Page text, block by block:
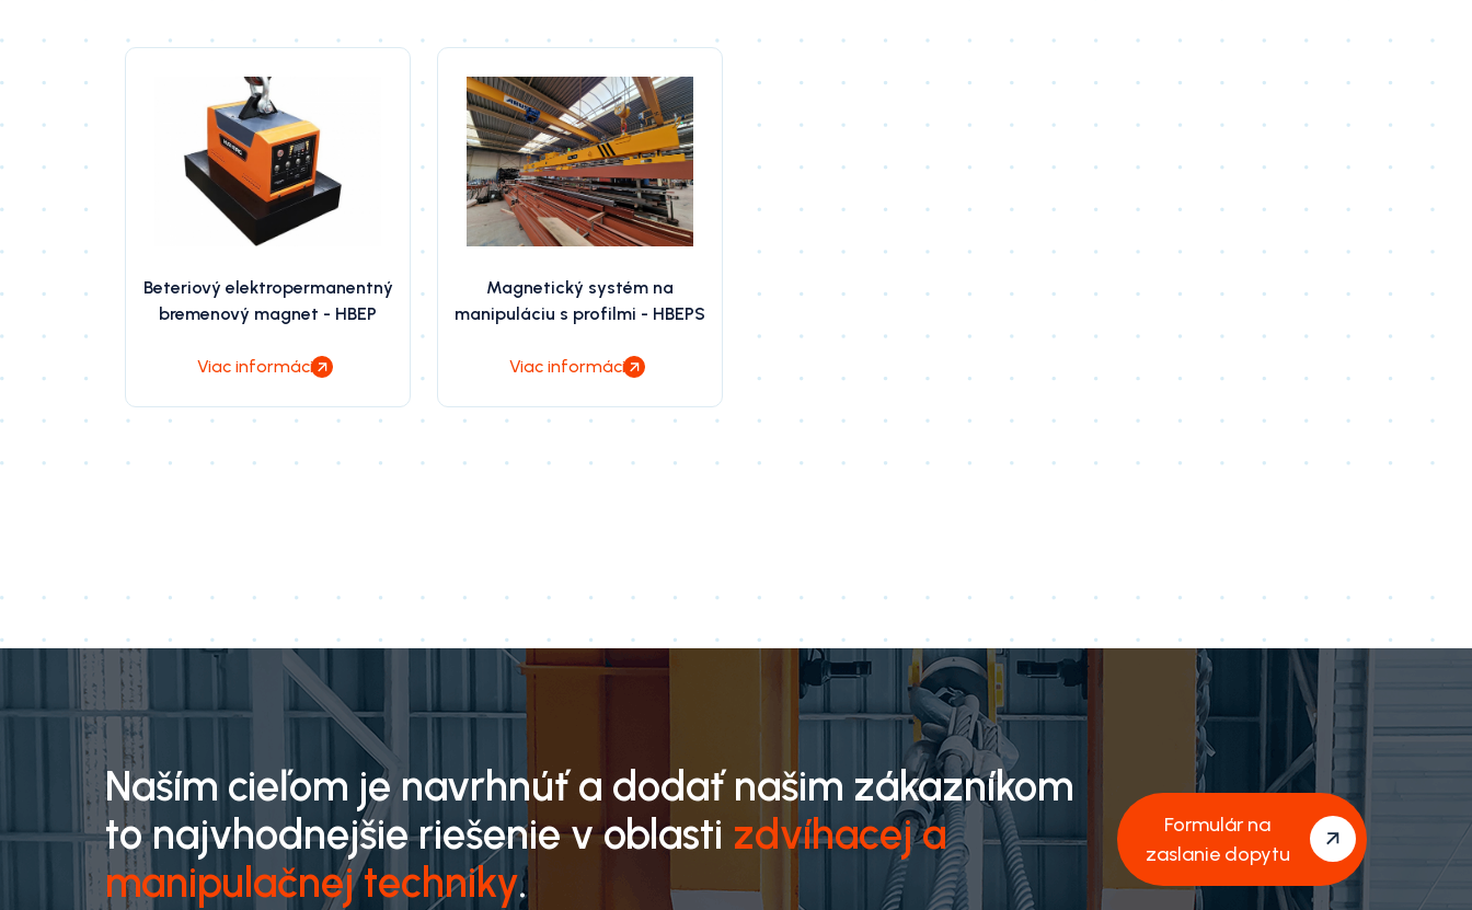
Beteriový elektropermanentný
bremenový magnet - HBEP
Viac informácií
Magnetický systém na
manipuláciu s profilmi - HBEPS
Viac informácií
Naším cieľom je navrhnúť a dodať našim zákazníkom
to najvhodnejšie riešenie v oblasti zdvíhacej a
manipulačnej techniky.
Formulár na
zaslanie dopytu